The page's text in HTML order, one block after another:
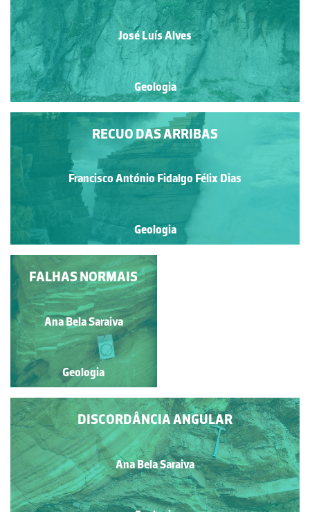
José Luís Alves
Geologia
RECUO DAS ARRIBAS
Francisco António Fidalgo Félix Dias
Geologia
CURVAS
SEDIMENTARES
Nuno Lamas de Almeida
Pimentel
Geologia
DISCORDÂNCIA ANGULAR
Ana Bela Saraiva
FALHAS NORMAIS
Ana Bela Saraiva
Geologia